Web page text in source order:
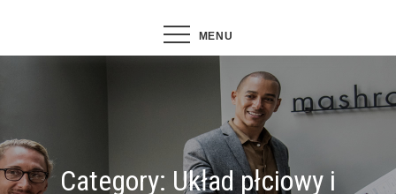
MENU
Category: Układ płciowy i